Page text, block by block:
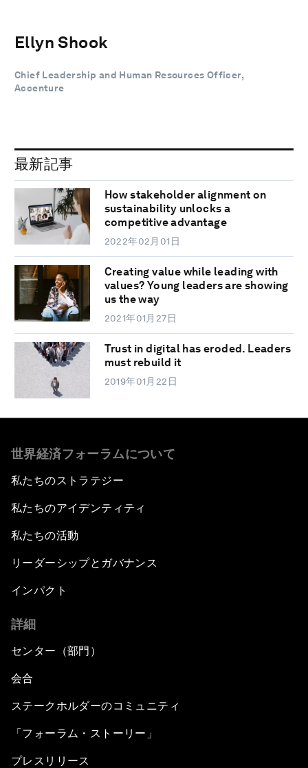
Ellyn Shook
Chief Leadership and Human Resources Officer,
Accenture
最新記事
How stakeholder alignment on
sustainability unlocks a
competitive advantage
2022年02月01日
Creating value while leading with
values? Young leaders are showing
us the way
2021年01月27日
Trust in digital has eroded. Leaders
must rebuild it
2019年01月22日
世界経済フォーラムについて
私たちのストラテジー
私たちのアイデンティティ
私たちの活動
リーダーシップとガバナンス
インパクト
詳細
センター（部門）
会合
ステークホルダーのコミュニティ
「フォーラム・ストーリー」
プレスリリース